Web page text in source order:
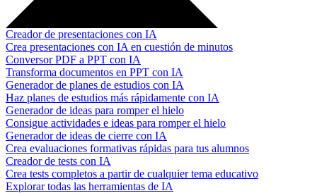
Creador de presentaciones con IA
Crea presentaciones con IA en cuestión de minutos
Conversor PDF a PPT con IA
Transforma documentos en PPT con IA
Generador de planes de estudios con IA
Haz planes de estudios más rápidamente con IA
Generador de ideas para romper el hielo
Consigue actividades e ideas para romper el hielo
Generador de ideas de cierre con IA
Crea evaluaciones formativas rápidas para tus alumnos
Creador de tests con IA
Crea tests completos a partir de cualquier tema educativo
Explorar todas las herramientas de IA